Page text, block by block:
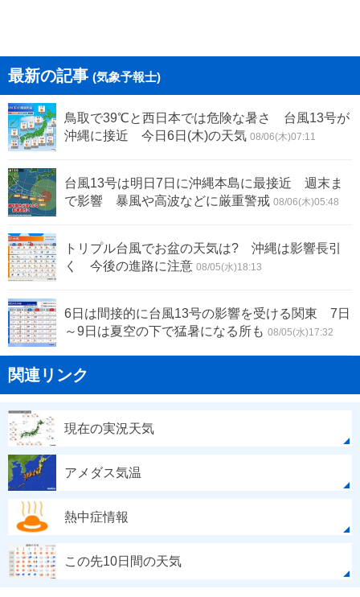
最新の記事 (気象予報士)
鳥取で39℃と西日本では危険な暑さ 台風13号が
沖縄に接近 今日6日(木)の天気 08/06(木)07:11
台風13号は明日7日に沖縄本島に最接近 週末ま
で影響 暴風や高波などに厳重警戒 08/06(木)05:48
トリプル台風でお盆の天気は? 沖縄は影響長引
く 今後の進路に注意 08/05(水)18:13
6日は間接的に台風13号の影響を受ける関東 7日
～9日は夏空の下で猛暑になる所も 08/05(水)17:32
関連リンク
現在の実況天気
アメダス気温
熱中症情報
この先10日間の天気